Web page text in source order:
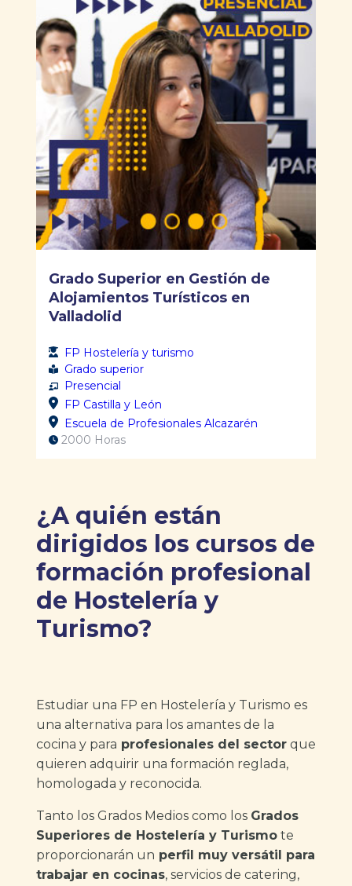
Grado Superior en Gestión de
Alojamientos Turísticos en
Valladolid
FP Hostelería y turismo
Grado superior
Presencial
FP Castilla y León
Escuela de Profesionales Alcazarén
2000 Horas
¿A quién están
dirigidos los cursos de
formación profesional
de Hostelería y
Turismo?
Estudiar una FP en Hostelería y Turismo es
una alternativa para los amantes de la
cocina y para profesionales del sector que
quieren adquirir una formación reglada,
homologada y reconocida.
Tanto los Grados Medios como los Grados
Superiores de Hostelería y Turismo te
proporcionarán un perfil muy versátil para
trabajar en cocinas, servicios de catering,